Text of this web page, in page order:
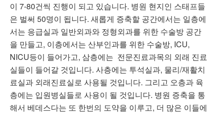
이 7-80건씩 진행이 되고 있습니다. 병원 현지인 스태프들
은 벌써 50명이 됩니다. 새롭게 증축할 공간에서는 일층에
서는 응급실과 일반외과와 정형외과를 위한 수술방 공간
을 만들고, 이층에서는 산부인과를 위한 수술방, ICU,
NICU등이 들어가고, 삼층에는 전문진료과목의 외래 진료
실들이 들어갈 것입니다. 사층에는 투석실과, 물리/재활치
료실과 외래진료실로 사용될 것입니다. 그리고 오층과 육
층에는 입원병실들로 사용이 될 것입니다. 병원 증축을 통
해서 베데스다는 또 한번의 도약을 이루고, 더 많은 이들에